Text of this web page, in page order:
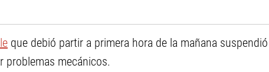
que debió partir a primera hora de la mañana
problemas mecánicos.